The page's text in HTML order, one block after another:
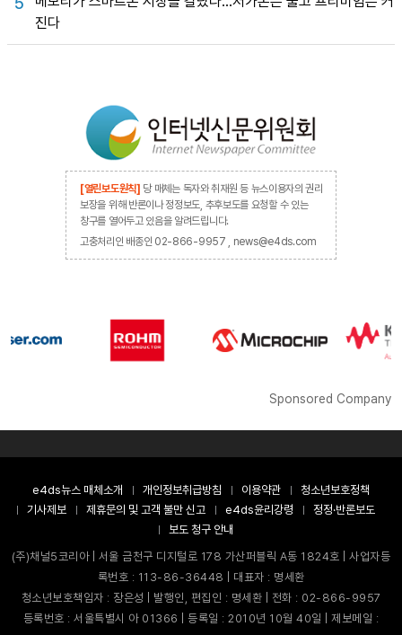
진다
[열린보도원칙] 당 매체는 독자와 취재원 등 뉴스이용자의 권리
보장을 위해 반론이나 정정보도, 추후보도를 요청할 수 있는
창구를 열어두고 있음을 알려드립니다.
고충처리인 배종인 02-866-9957 , news@e4ds.com
Sponsored Company
e4ds뉴스 매체소개 개인정보취급방침 이용약관
청소년보호정책
기사제보
제휴문의 및 고객 불만 신고 e4ds윤리강령
정정·반론보도
보도 청구 안내
(주)채널5코리아 | 서울 금천구 디지털로 178 가산퍼블릭 A동 1824호 | 사업자등
록번호 : 113-86-36448 | 대표자 : 명세환
청소년보호책임자 : 장은성 | 발행인, 편집인 : 명세환 | 전화 : 02-866-9957
등록번호 : 서울특별시 아 01366 | 등록일 : 2010년 10월 40일 | 제보메일 :